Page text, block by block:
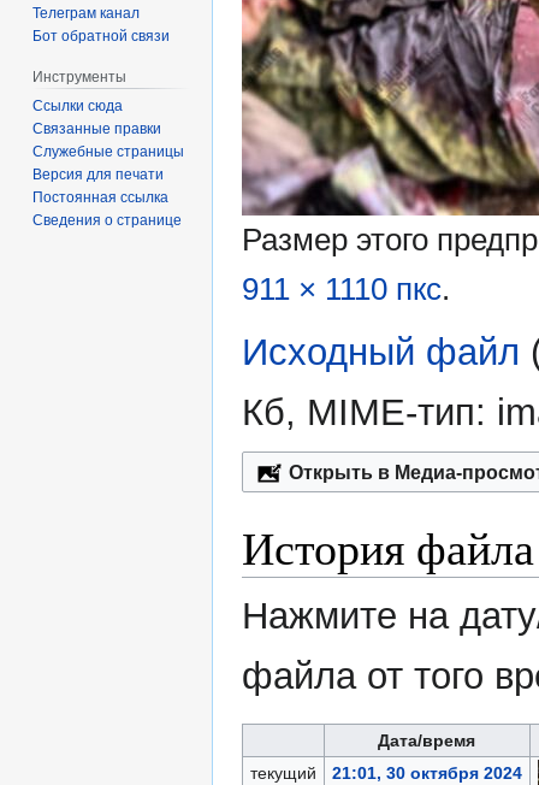
Размер этого
911 × 1110 пкс.
Исходный файл
Кб, MIME-тип:
Открыть в Медиа-
История файла
Нажмите на
файла от того
Дата/время
текущий
21:01, 30 октября 2024
Телеграм канал
Бот обратной связи
Инструменты
Ссылки сюда
Связанные правки
Служебные страницы
Версия для печати
Постоянная ссылка
Сведения о странице